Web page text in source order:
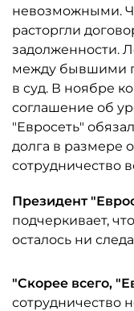
невозможными.
расторгли
задолженности.
между бывшими
в суд. В ноябре
соглашение об
"Евросеть"
долга в размере
сотрудничество
Президент
подчеркивает,
осталось ни
"Скорее всего,
сотрудничество